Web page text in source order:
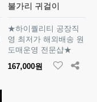
불가리 귀걸이
★하이퀄리티 공장직
영 최저가 해외배송 원
도매운영 전문샵★
167,000원